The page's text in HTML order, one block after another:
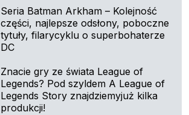
Seria Batman Arkham – Kolejność
części, najlepsze odsłony, poboczne
tytuły, filarycyklu o superbohaterze
DC
Znacie gry ze świata League of
Legends? Pod szyldem A League of
Legends Story znajdziemyjuż kilka
produkcji!